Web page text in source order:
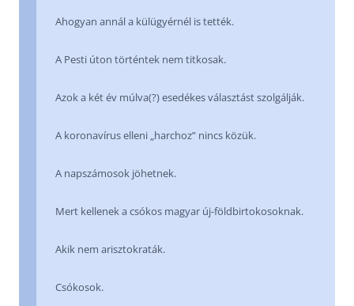
Ahogyan annál a külügyérnél is tették.
A Pesti úton történtek nem titkosak.
Azok a két év múlva(?) esedékes választást szolgálják.
A koronavírus elleni „harchoz” nincs közük.
A napszámosok jöhetnek.
Mert kellenek a csókos magyar új-földbirtokosoknak.
Akik nem arisztokraták.
Csókosok.